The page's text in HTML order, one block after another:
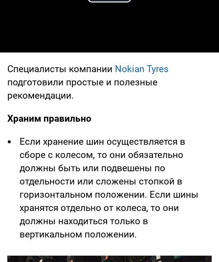
Специалисты компании Nokian Tyres
подготовили простые и полезные
рекомендации.
Храним правильно
Если хранение шин осуществляется в
сборе с колесом, то они обязательно
должны быть или подвешены по
отдельности или сложены стопкой в
горизонтальном положении. Если шины
хранятся отдельно от колеса, то они
должны находиться только в
вертикальном положении.